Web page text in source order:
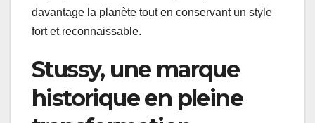
davantage la planète tout en conservant un style
fort et reconnaissable.
Stussy, une marque
historique en pleine